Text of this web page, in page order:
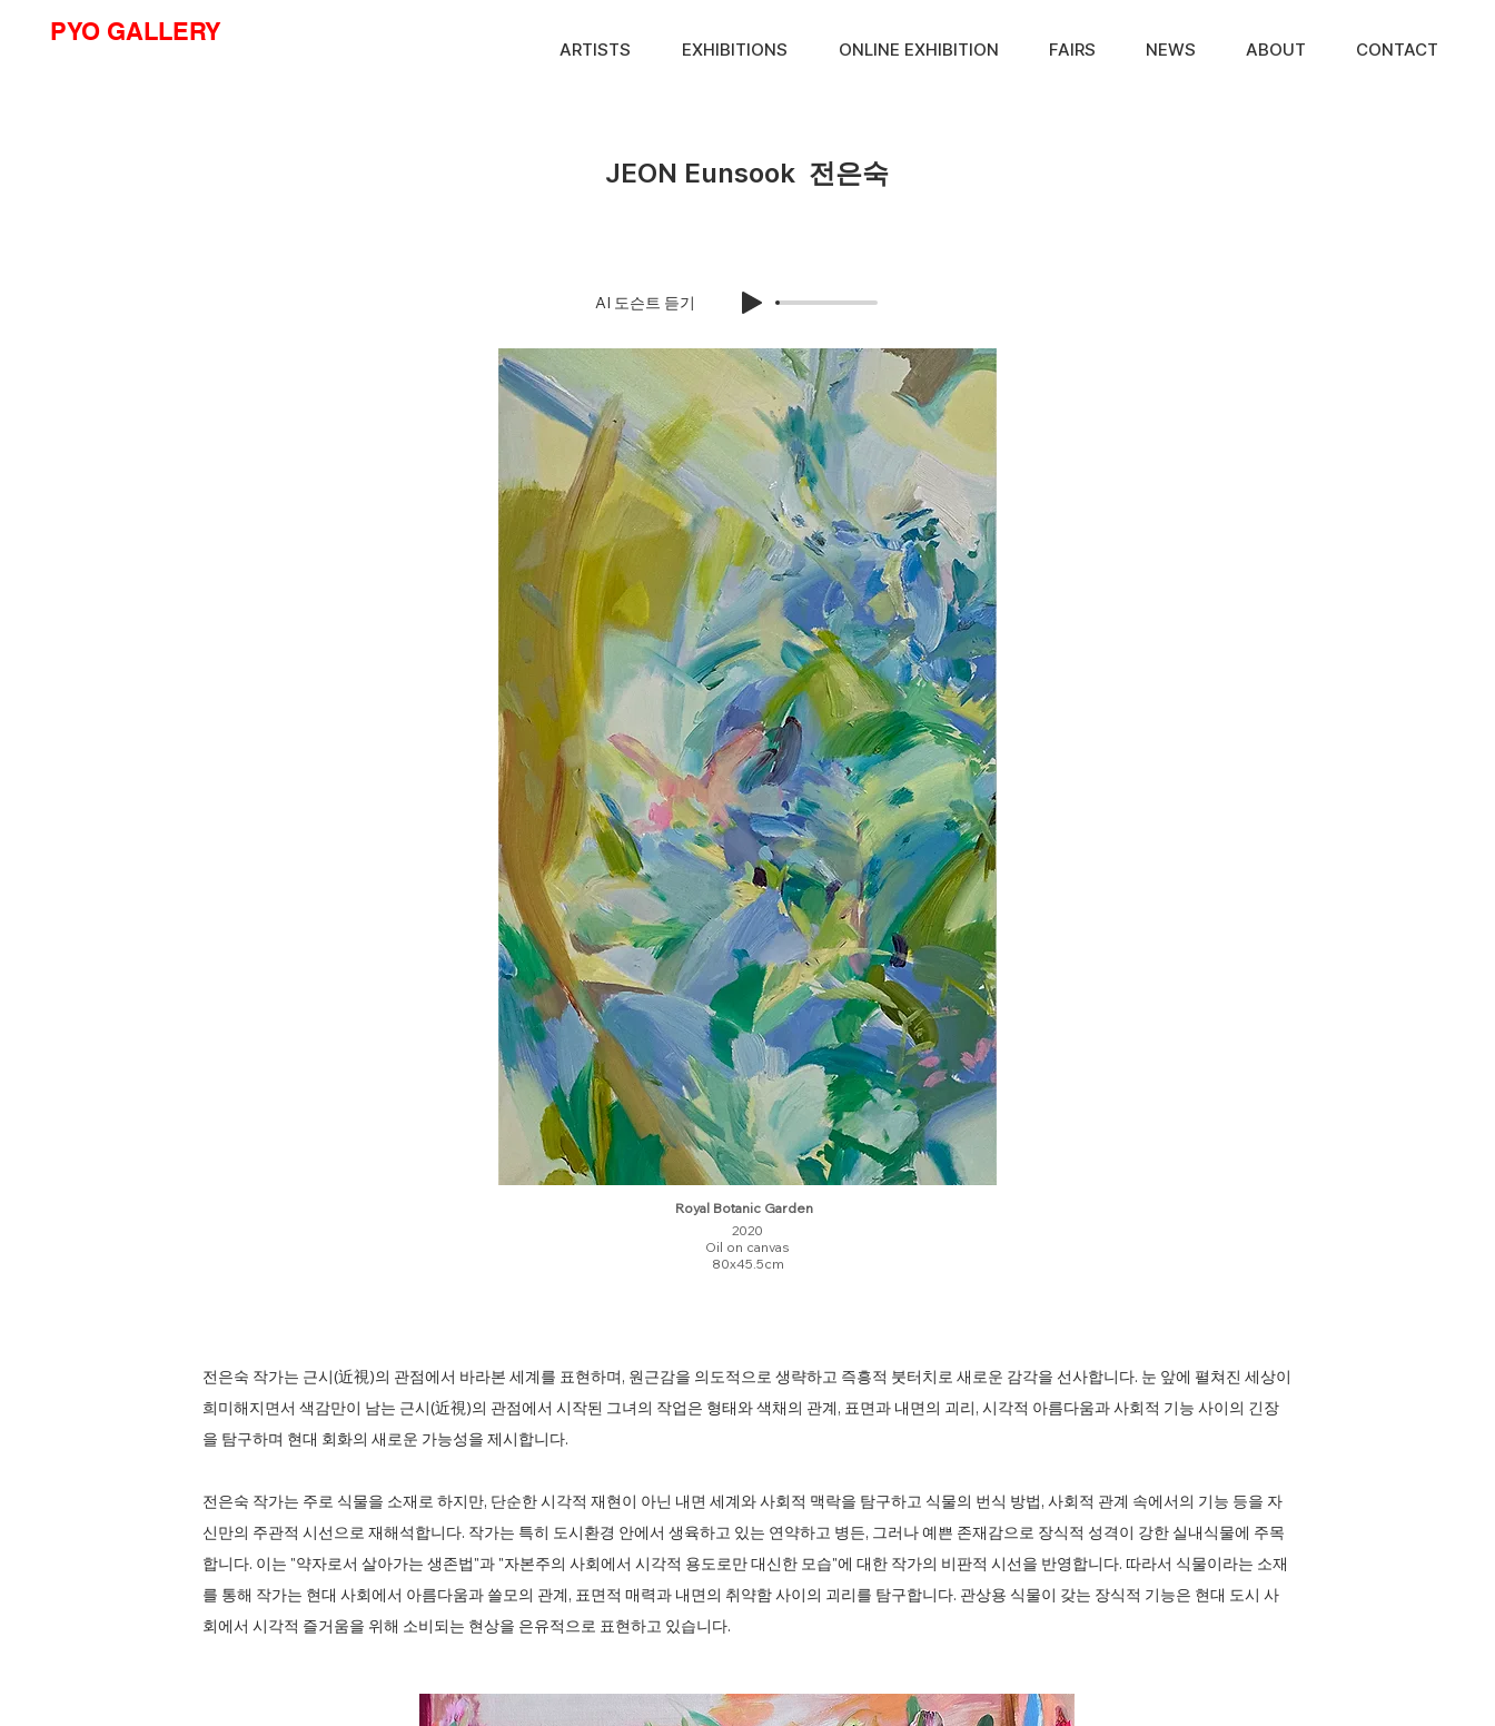
PYO GALLERY
ARTISTS EXHIBITIONS ONLINE EXHIBITION FAIRS NEWS ABOUT CONTACT
JEON Eunsook 전은숙
AI 도슨트 듣기
Royal Botanic Garden
2020
Oil on canvas
80x45.5cm
전은숙 작가는 근시(近視)의 관점에서 바라본 세계를 표현하며, 원근감을 의도적으로 생략하고 즉흥적 붓터치로 새로운 감각을 선사합니다. 눈 앞에 펼쳐진 세상이
희미해지면서 색감만이 남는 근시(近視)의 관점에서 시작된 그녀의 작업은 형태와 색채의 관계, 표면과 내면의 괴리, 시각적 아름다움과 사회적 기능 사이의 긴장
을 탐구하며 현대 회화의 새로운 가능성을 제시합니다.
전은숙 작가는 주로 식물을 소재로 하지만, 단순한 시각적 재현이 아닌 내면 세계와 사회적 맥락을 탐구하고 식물의 번식 방법, 사회적 관계 속에서의 기능 등을 자
신만의 주관적 시선으로 재해석합니다. 작가는 특히 도시환경 안에서 생육하고 있는 연약하고 병든, 그러나 예쁜 존재감으로 장식적 성격이 강한 실내식물에 주목
합니다. 이는 "약자로서 살아가는 생존법"과 "자본주의 사회에서 시각적 용도로만 대신한 모습"에 대한 작가의 비판적 시선을 반영합니다. 따라서 식물이라는 소재
를 통해 작가는 현대 사회에서 아름다움과 쓸모의 관계, 표면적 매력과 내면의 취약함 사이의 괴리를 탐구합니다. 관상용 식물이 갖는 장식적 기능은 현대 도시 사
회에서 시각적 즐거움을 위해 소비되는 현상을 은유적으로 표현하고 있습니다.